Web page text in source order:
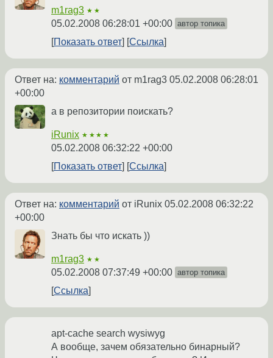
m1rag3 ★★
05.02.2008 06:28:01 +00:00 автор топика
Показать ответ Ссылка
Ответ на: комментарий от m1rag3 05.02.2008 06:28:01
+00:00
а в репозитории поискать?
iRunix ★★★★
05.02.2008 06:32:22 +00:00
Показать ответ
Ссылка
Ответ на: комментарий от iRunix 05.02.2008 06:32:22
+00:00
Знать бы что искать ))
m1rag3 ★★
05.02.2008 07:37:49 +00:00 автор топика
Ссылка
apt-cache search wysiwyg
А вообще, зачем обязательно бинарный?